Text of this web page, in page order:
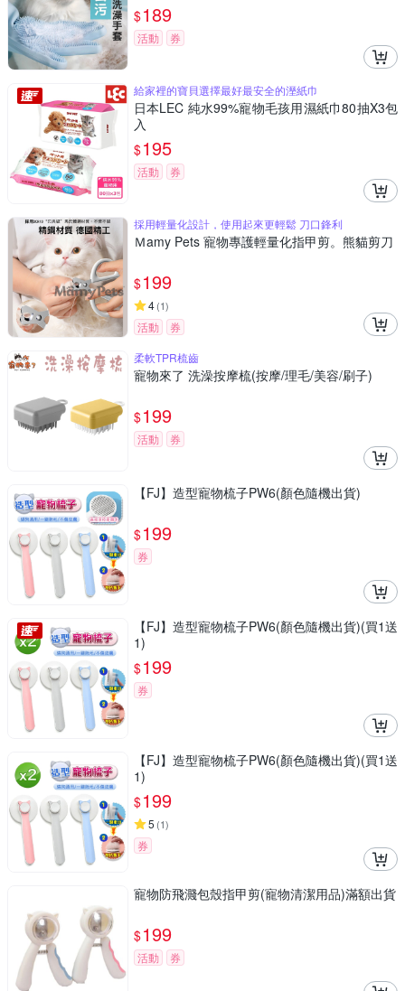
$189
活動 券
給家裡的寶貝選擇最好最安全的溼紙巾
日本LEC 純水99%寵物毛孩用濕紙巾80抽X3包
入
$195
活動 券
採用輕量化設計，使用起來更輕鬆 刀口鋒利
Ｍamy Pets 寵物專護輕量化指甲剪。熊貓剪刀
$199
4(1)
活動
券
柔軟TPR梳齒
寵物來了 洗澡按摩梳(按摩/理毛/美容/刷子)
$199
活動 券
【FJ】造型寵物梳子PW6(顏色隨機出貨)
$199
券
【FJ】造型寵物梳子PW6(顏色隨機出貨)(買1送
1)
$199
券
【FJ】造型寵物梳子PW6(顏色隨機出貨)(買1送
1)
$199
5 (1)
券
寵物防飛濺包殼指甲剪(寵物清潔用品)滿額出貨
$199
活動 券